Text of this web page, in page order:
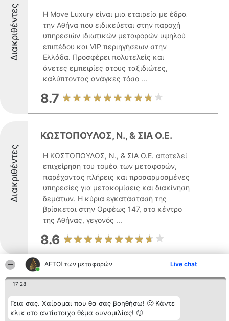
ΑΕΤΟΊ των μεταφορών Live chat
17:28
Γεια σας. Χαίρομαι που θα σας βοηθήσω! 🙂 Κάντε
κλικ στο αντίστοιχο θέμα συνομιλίας! 🙂
Διακριθέντες
Η Move Luxury είναι μια εταιρεία με έδρα
την Αθήνα που ειδικεύεται στην παροχή
υπηρεσιών ιδιωτικών μεταφορών υψηλού
επιπέδου και VIP περιηγήσεων στην
Ελλάδα. Προσφέρει πολυτελείς και
άνετες εμπειρίες στους ταξιδιώτες,
καλύπτοντας ανάγκες τόσο ...
8.7
Διακριθέντες
ΚΩΣΤΟΠΟΥΛΟΣ, Ν., & ΣΙΑ Ο.Ε.
Η ΚΩΣΤΟΠΟΥΛΟΣ, Ν., & ΣΙΑ Ο.Ε. αποτελεί
επιχείρηση του τομέα των μεταφορών,
παρέχοντας πλήρεις και προσαρμοσμένες
υπηρεσίες για μετακομίσεις και διακίνηση
δεμάτων. Η κύρια εγκατάστασή της
βρίσκεται στην Ορφέως 147, στο κέντρο
της Αθήνας, γεγονός ...
8.6
Tsirikostransport
Η Tsirikostransport δραστηριοποιείται
σταθερά στον τομέα των μεταφορών από
το 1979 και αξιοποιεί εμπειρία που ξεκινά